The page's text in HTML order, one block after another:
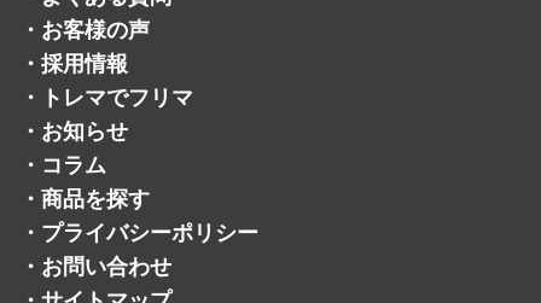
・ お客様の声
・ 採用情報
・
トレマでフリマ
・ お知らせ
・ コラム
・ 商品を探す
・ プライバシーポリシー
・ お問い合わせ